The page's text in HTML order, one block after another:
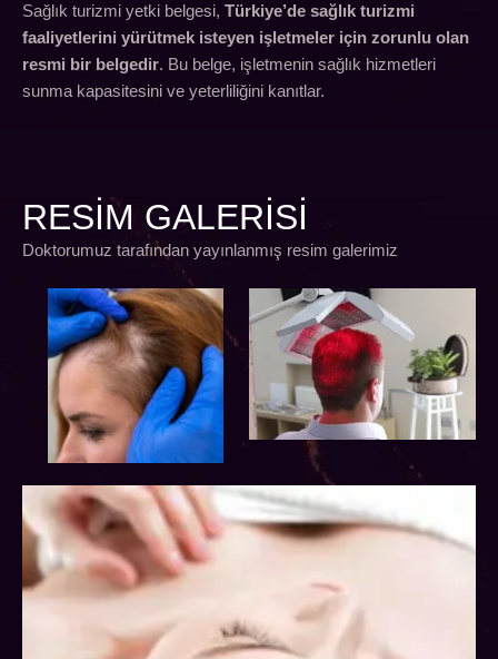
Sağlık turizmi yetki belgesi, Türkiye’de sağlık turizmi
faaliyetlerini yürütmek isteyen işletmeler için zorunlu olan
resmi bir belgedir. Bu belge, işletmenin sağlık hizmetleri
sunma kapasitesini ve yeterliliğini kanıtlar.
RESIM GALERISI
Doktorumuz tarafından yayınlanmış resim galerimiz